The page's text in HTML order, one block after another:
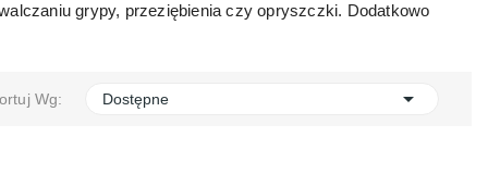
grypy, przeziębienia czy opryszczki. Dodatkowo
Wg: Dostępne 